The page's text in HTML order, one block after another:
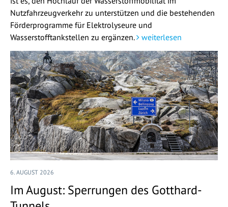
Nutzfahrzeugverkehr zu unterstützen und die bestehenden
Förderprogramme für Elektrolyseure und
Wasserstofftankstellen zu ergänzen.
weiterlesen
6. AUGUST 2026
Im August: Sperrungen des Gotthard-